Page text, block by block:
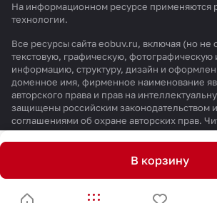
В корзину
На информационном ресурсе применяются
технологии.
Все ресурсы сайта eobuv.ru, включая (но не
текстовую, графическую, фотографическую
информацию, структуру, дизайн и
доменное имя, фирменное наименование
авторского права и прав на
защищены российским законодательством
соглашениями об охране авторских прав.